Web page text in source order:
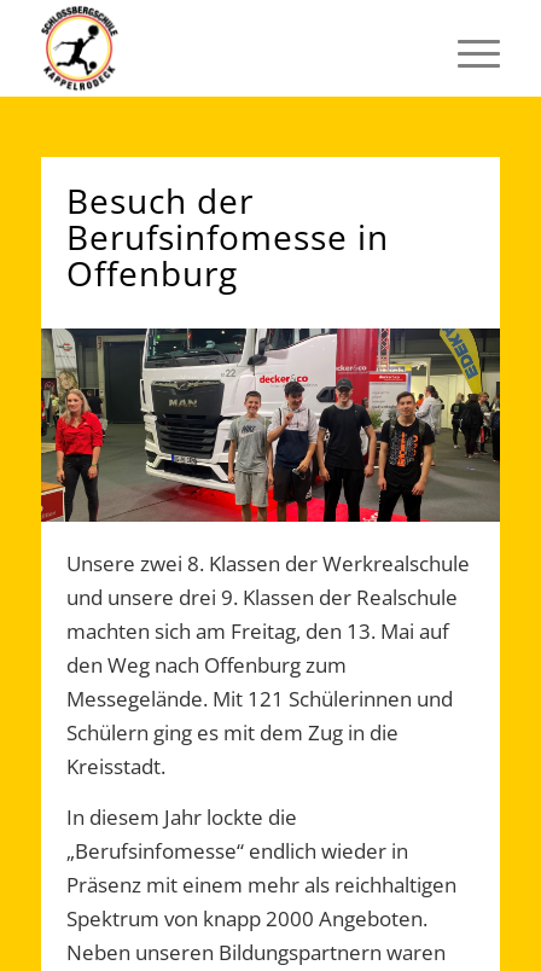
Besuch der
Berufsinfomesse in
Offenburg
Unsere zwei 8. Klassen der Werkrealschule
und unsere drei 9. Klassen der Realschule
machten sich am Freitag, den 13. Mai auf
den Weg nach Offenburg zum
Messegelände. Mit 121 Schülerinnen und
Schülern ging es mit dem Zug in die
Kreisstadt.
In diesem Jahr lockte die
„Berufsinfomesse“ endlich wieder in
Präsenz mit einem mehr als reichhaltigen
Spektrum von knapp 2000 Angeboten.
Neben unseren Bildungspartnern waren